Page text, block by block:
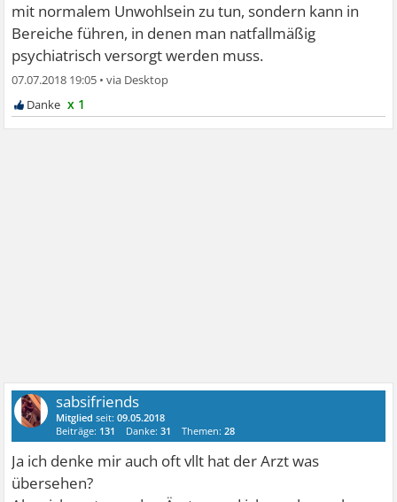
mit normalem Unwohlsein zu tun, sondern kann in
Bereiche führen, in denen man natfallmäßig
psychiatrisch versorgt werden muss.
07.07.2018 19:05 •
x 1
sabsifriends
Mitglied seit:09.05.2018
Beiträge: 131 Danke:31 Themen:28
Ja ich denke mir auch oft vllt hat der Arzt was
übersehen?